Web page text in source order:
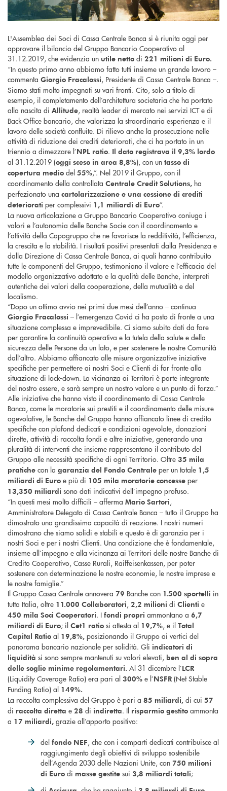
L'Assemblea dei Soci di Cassa Centrale Banca si è riunita oggi per
approvare il bilancio del Gruppo Bancario Cooperativo al
31.12.2019, che evidenzia un utile netto di 221 milioni di Euro.
“In questo primo anno abbiamo fatto tutti insieme un grande lavoro –
commenta Giorgio Fracalossi, Presidente di Cassa Centrale Banca –.
Siamo stati molto impegnati su vari fronti. Cito, solo a titolo di
esempio, il completamento dell’architettura societaria che ha portato
alla nascita di Allitude, realtà leader di mercato nei servizi ICT e di
Back Office bancario, che valorizza la straordinaria esperienza e il
lavoro delle società confluite. Di rilievo anche la prosecuzione nelle
attività di riduzione dei crediti deteriorati, che ci ha portato in un
triennio a dimezzare l’NPL ratio. Il dato registrava il 9,3% lordo
al 31.12.2019 (oggi sceso in area 8,8%), con un tasso di
copertura medio del 55%,”. Nel 2019 il Gruppo, con il
coordinamento della controllata Centrale Credit Solutions, ha
perfezionato una cartolarizzazione e una cessione di crediti
deteriorati per complessivi 1,1 miliardi di Euro”.
La nuova articolazione a Gruppo Bancario Cooperativo coniuga i
valori e l’autonomia delle Banche Socie con il coordinamento e
l’attività della Capogruppo che ne favorisce la redditività, l’efficienza,
la crescita e la stabilità. I risultati positivi presentati dalla Presidenza e
dalla Direzione di Cassa Centrale Banca, ai quali hanno contribuito
tutte le componenti del Gruppo, testimoniano il valore e l’efficacia del
modello organizzativo adottato e la qualità delle Banche, interpreti
autentiche dei valori della cooperazione, della mutualità e del
localismo.
“Dopo un ottimo avvio nei primi due mesi dell’anno – continua
Giorgio Fracalossi – l’emergenza Covid ci ha posto di fronte a una
situazione complessa e imprevedibile. Ci siamo subito dati da fare
per garantire la continuità operativa e la tutela della salute e della
sicurezza delle Persone da un lato, e per sostenere le nostre Comunità
dall’altro. Abbiamo affiancato alle misure organizzative iniziative
specifiche per permettere ai nostri Soci e Clienti di far fronte alla
situazione di lock-down. La vicinanza ai Territori è parte integrante
del nostro essere, e sarà sempre un nostro valore e un punto di forza.”
Alle iniziative che hanno visto il coordinamento di Cassa Centrale
Banca, come le moratorie sui prestiti e il coordinamento delle misure
agevolative, le Banche del Gruppo hanno affiancato linee di credito
specifiche con plafond dedicati e condizioni agevolate, donazioni
dirette, attività di raccolta fondi e altre iniziative, generando una
pluralità di interventi che insieme rappresentano il contributo del
Gruppo alle necessità specifiche di ogni Territorio. Oltre 35 mila
pratiche con la garanzia del Fondo Centrale per un totale 1,5
miliardi di Euro e più di 105 mila moratorie concesse per
13,350 miliardi sono dati indicativi dell’impegno profuso.
“In questi mesi molto difficili – afferma Mario Sartori,
Amministratore Delegato di Cassa Centrale Banca – tutto il Gruppo ha
dimostrato una grandissima capacità di reazione. I nostri numeri
dimostrano che siamo solidi e stabili e questo è di garanzia per i
nostri Soci e per i nostri Clienti. Una condizione che è fondamentale,
insieme all’impegno e alla vicinanza ai Territori delle nostre Banche di
Credito Cooperativo, Casse Rurali, Raiffeisenkassen, per poter
sostenere con determinazione le nostre economie, le nostre imprese e
le nostre famiglie.”
Il Gruppo Cassa Centrale annovera 79 Banche con 1.500 sportelli in
tutta Italia, oltre 11.000 Collaboratori, 2,2 milioni di Clienti e
450 mila Soci Cooperatori. I fondi propri ammontano a 6,7
miliardi di Euro; il Cet1 ratio si attesta al 19,7%, e il Total
Capital Ratio al 19,8%, posizionando il Gruppo ai vertici del
panorama bancario nazionale per solidità. Gli indicatori di
liquidità si sono sempre mantenuti su valori elevati, ben al di sopra
delle soglie minime regolamentari. Al 31 dicembre l’LCR
(Liquidity Coverage Ratio) era pari al 300% e l’NSFR (Net Stable
Funding Ratio) al 149%.
La raccolta complessiva del Gruppo è pari a 85 miliardi, di cui 57
di raccolta diretta e 28 di indiretta. Il risparmio gestito ammonta
a 17 miliardi, grazie all’apporto positivo:
del fondo NEF, che con i comparti dedicati contribuisce al
raggiungimento degli obiettivi di sviluppo sostenibile
dell’Agenda 2030 delle Nazioni Unite, con 750 milioni
di Euro di masse gestite sui 3,8 miliardi totali;